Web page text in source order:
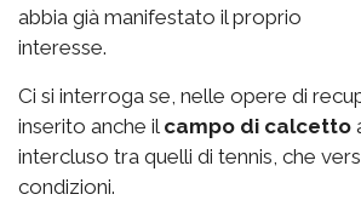
abbia già manifestato il proprio
interesse.
Ci si interroga se, nelle opere di
inserito anche il campo di calcetto
intercluso tra quelli di tennis, che
condizioni.